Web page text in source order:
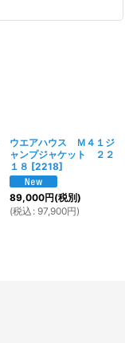
ウエアハウス Ｍ４１ジ
ャンプジャケット ２２
１８ [2218]
89,000円(税別)
(税込 : 97,900円)